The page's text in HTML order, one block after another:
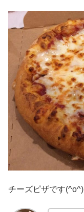
チーズピザです(^o^)